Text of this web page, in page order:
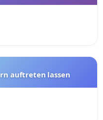
auftreten lassen